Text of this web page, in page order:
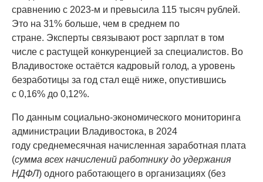
сравнению с 2023-м и превысила 115 тысяч рублей.
Это на 31% больше, чем в среднем по
стране. Эксперты связывают рост зарплат в том
числе с растущей конкуренцией за специалистов. Во
Владивостоке остаётся кадровый голод, а уровень
безработицы за год стал ещё ниже, опустившись
с 0,16% до 0,12%.
По данным социально-экономического мониторинга
администрации Владивостока, в 2024
году среднемесячная начисленная заработная плата
(сумма всех начислений работнику до удержания
НДФЛ) одного работающего в организациях (без